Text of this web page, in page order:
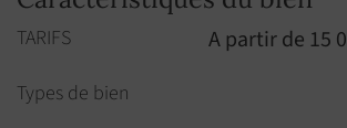
TARIFS A partir de 15
Types de bien